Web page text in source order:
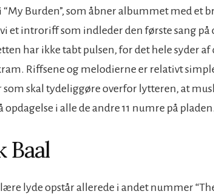
“My Burden”, som åbner albummet med et
et introriff som indleder den første sang
har ikke tabt pulsen, for det hele syder
Riffsene og melodierne er relativt
skal tydeliggøre overfor lytteren, at
opdagelse i alle de andre 11 numre på pladen.
Baal
lyde opstår allerede i andet nummer